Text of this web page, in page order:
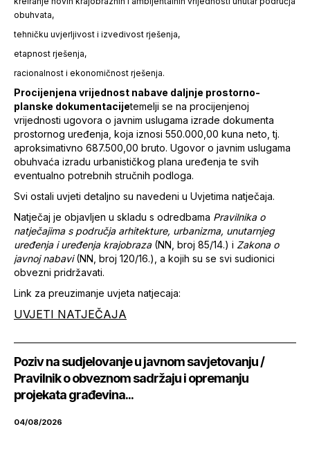
obuhvata,
tehničku uvjerljivost i izvedivost rješenja,
etapnost rješenja,
racionalnost i ekonomičnost rješenja.
Procijenjena vrijednost nabave daljnje prostorno-
planske dokumentacijetemelji se na procijenjenoj
vrijednosti ugovora o javnim uslugama izrade dokumenta
prostornog uređenja, koja iznosi 550.000,00 kuna neto, tj.
aproksimativno 687.500,00 bruto. Ugovor o javnim uslugama
obuhvaća izradu urbanističkog plana uređenja te svih
eventualno potrebnih stručnih podloga.
Svi ostali uvjeti detaljno su navedeni u Uvjetima natječaja.
Natječaj je objavljen u skladu s odredbama Pravilnika o
natječajima s područja arhitekture, urbanizma, unutarnjeg
uređenja i uređenja krajobraza(NN, broj 85/14.) i Zakona o
javnoj nabavi(NN, broj 120/16.), a kojih su se svi sudionici
obvezni pridržavati.
Link za preuzimanje uvjeta natjecaja:
UVJETI NATJEČAJA
Poziv na sudjelovanje u javnom savjetovanju /
Pravilnik o obveznom sadržaju i opremanju
projekata građevina...
04/08/2026